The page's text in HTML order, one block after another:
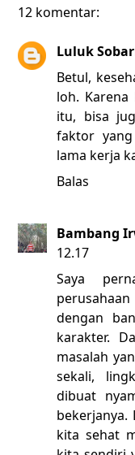
12 komentar:
Luluk
Betul,
loh. Karena
itu, bisa
faktor
lama kerja
Balas
Bambang
12.17
Saya
dengan
karakter.
masalah
sekali,
dibuat
bekerjanya.
kita sehat